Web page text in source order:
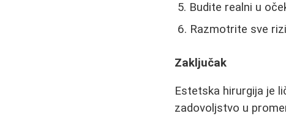
Budite realni u
Razmotrite sve
Zaključak
Estetska hirurgija je
zadovoljstvo u